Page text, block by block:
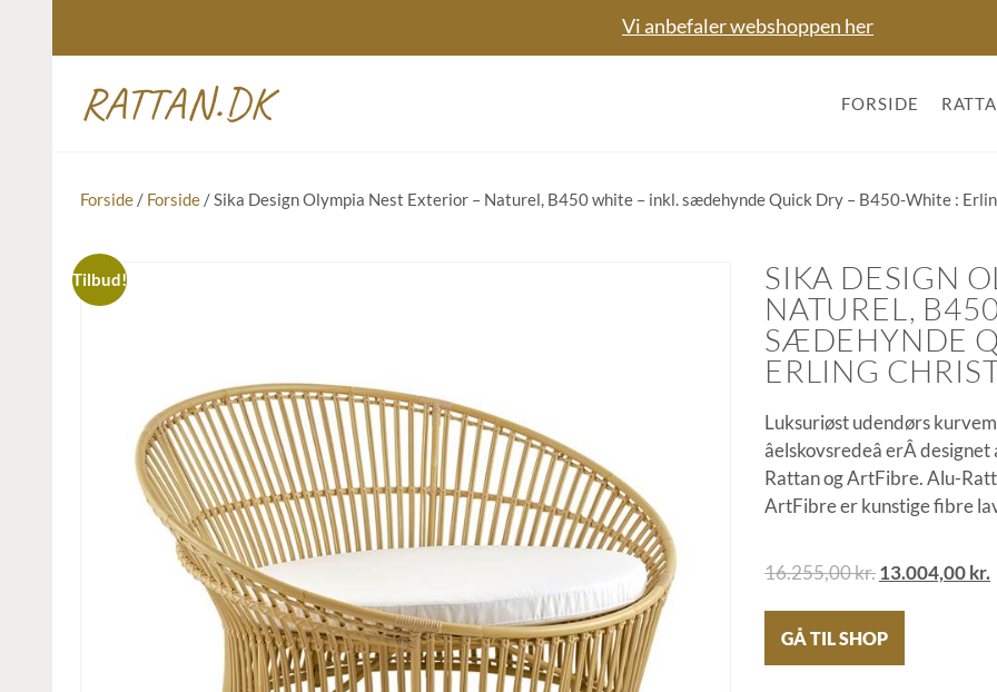
Vi anbefaler webshoppen her
RATTAN.DK FORSIDE
Forside / Forside / Sika Design Olympia Nest Exterior – Naturel, B450 white – inkl. sædehynde Quick Dry – B450-White :
Tilbud!
SIKA DESIGN
NATUREL,
SÆDEHYNDE
ERLING
Luksuriøst udendørs
âelskovsredeâ erÂ
Rattan og ArtFibre. Alu-
ArtFibre er kunstige fibre
16.255,00kr.13.004,00kr.
GÅ TIL SHOP